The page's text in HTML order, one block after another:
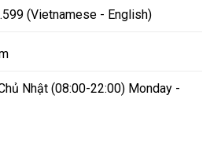
(Vietnamese - English)
Nhật (08:00-22:00) Monday -